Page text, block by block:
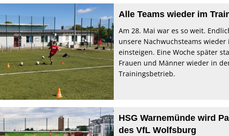
Alle Teams wieder im
Am 28. Mai war es so weit.
unsere Nachwuchsteams wieder
einsteigen. Eine Woche später
Frauen und Männer wieder in
Trainingsbetrieb.
HSG Warnemünde wird
des VfL Wolfsburg